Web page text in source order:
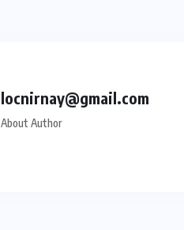
locnirnay@gmail.com
About Author